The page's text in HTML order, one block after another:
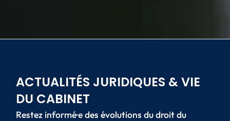
ACTUALITÉS JURIDIQUES & VIE
DU CABINET
Restez informé·e des évolutions du droit du